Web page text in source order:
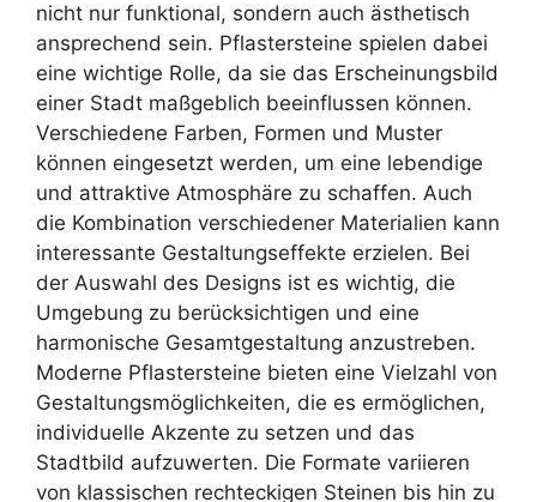
nicht nur funktional, sondern auch ästhetisch
ansprechend sein. Pflastersteine spielen dabei
eine wichtige Rolle, da sie das Erscheinungsbild
einer Stadt maßgeblich beeinflussen können.
Verschiedene Farben, Formen und Muster
können eingesetzt werden, um eine lebendige
und attraktive Atmosphäre zu schaffen. Auch
die Kombination verschiedener Materialien kann
interessante Gestaltungseffekte erzielen. Bei
der Auswahl des Designs ist es wichtig, die
Umgebung zu berücksichtigen und eine
harmonische Gesamtgestaltung anzustreben.
Moderne Pflastersteine bieten eine Vielzahl von
Gestaltungsmöglichkeiten, die es ermöglichen,
individuelle Akzente zu setzen und das
Stadtbild aufzuwerten. Die Formate variieren
von klassischen rechteckigen Steinen bis hin zu